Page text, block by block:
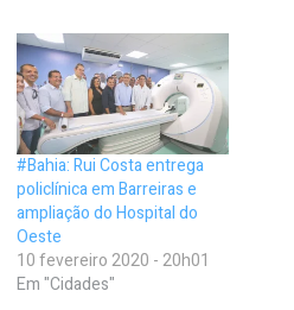
#Bahia: Rui Costa entrega
policlínica em Barreiras e
ampliação do Hospital do
Oeste
10 fevereiro 2020 - 20h01
Em "Cidades"